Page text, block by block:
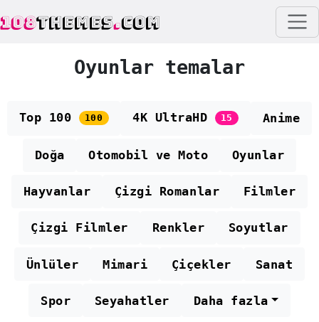
108THEMES.COM
Oyunlar temalar
Top 100 100 4K UltraHD 15 Anime
Doğa Otomobil ve Moto Oyunlar
Hayvanlar Çizgi Romanlar Filmler
Çizgi Filmler Renkler Soyutlar
Ünlüler Mimari Çiçekler Sanat
Spor Seyahatler Daha fazla